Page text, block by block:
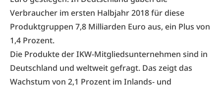
Verbraucher im ersten Halbjahr 2018 für diese
Produktgruppen 7,8 Milliarden Euro aus, ein Plus von
1,4 Prozent.
Die Produkte der IKW-Mitgliedsunternehmen sind in
Deutschland und weltweit gefragt. Das zeigt das
Wachstum von 2,1 Prozent im Inlands- und